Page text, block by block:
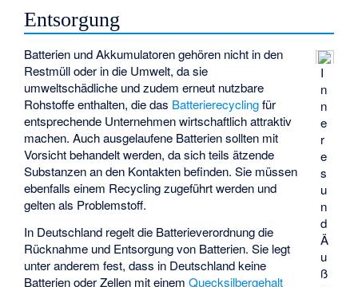
Entsorgung
I
n
n
e
r
e
s
u
n
d
Ä
u
ß
Batterien und Akkumulatoren gehören nicht in den
Restmüll oder in die Umwelt, da sie
umweltschädliche und zudem erneut nutzbare
Rohstoffe enthalten, die das Batterierecyclingfür
entsprechende Unternehmen wirtschaftlich attraktiv
machen. Auch ausgelaufene Batterien sollten mit
Vorsicht behandelt werden, da sich teils ätzende
Substanzen an den Kontakten befinden. Sie müssen
ebenfalls einem Recycling zugeführt werden und
gelten als Problemstoff.
In Deutschland regelt die Batterieverordnungdie
Rücknahme und Entsorgung von Batterien. Sie legt
unter anderem fest, dass in Deutschland keine
Batterien oder Zellen mit einemQuecksilbergehalt